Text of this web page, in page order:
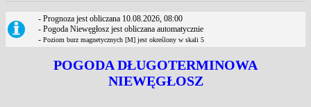
- Prognoza jest obliczana 10.08.2026, 08:00
- Pogoda Niewęgłosz jest obliczana automatycznie
- Poziom burz magnetycznych [M] jest określony w skali 5
POGODA DŁUGOTERMINOWA
NIEWĘGŁOSZ